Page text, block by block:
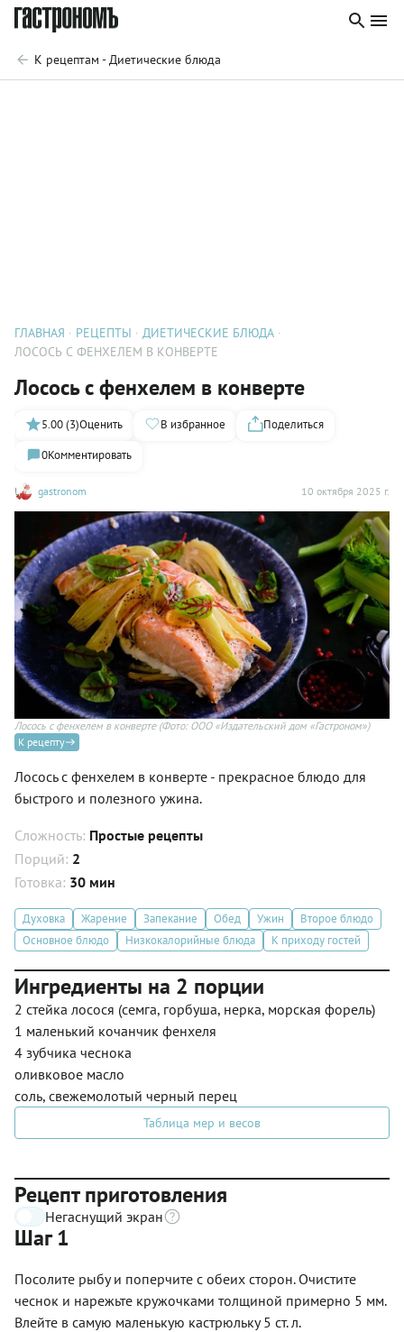
К рецептам - Диетические блюда
ГЛАВНАЯ РЕЦЕПТЫ
ДИЕТИЧЕСКИЕ БЛЮДА
ЛОСОСЬ С ФЕНХЕЛЕМ В КОНВЕРТЕ
Лосось с фенхелем в конверте
gastronom 10 октября 2025 г.
5.00 (3)Оценить В избранное
Поделиться
0Комментировать
Лосось с фенхелем в конверте(Фото: ООО «Издательский дом «Гастроном»)
К рецепту
Лосось с фенхелем в конверте - прекрасное блюдо для
быстрого и полезного ужина.
Сложность: Простые рецепты
Порций: 2
Готовка: 30 мин
Духовка Жарение Запекание Обед Ужин
Второе блюдо
Основное блюдо
Низкокалорийные блюда К приходу гостей
Ингредиенты на 2 порции
2 стейка лосося (семга, горбуша, нерка, морская форель)
1 маленький кочанчик фенхеля
4 зубчика чеснока
оливковое масло
соль, свежемолотый черный перец
Таблица мер и весов
Рецепт приготовления
Негаснущий экран
Шаг 1
Посолите рыбу и поперчите с обеих сторон. Очистите
чеснок и нарежьте кружочками толщиной примерно 5 мм.
Влейте в самую маленькую кастрюльку 5 ст. л.